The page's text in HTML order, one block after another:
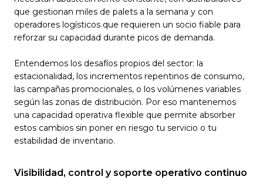
que gestionan miles de palets a la semana y con
operadores logísticos que requieren un socio fiable para
reforzar su capacidad durante picos de demanda.
Entendemos los desafíos propios del sector: la
estacionalidad, los incrementos repentinos de consumo,
las campañas promocionales, o los volúmenes variables
según las zonas de distribución. Por eso mantenemos
una capacidad operativa flexible que permite absorber
estos cambios sin poner en riesgo tu servicio o tu
estabilidad de inventario.
Visibilidad, control y soporte operativo continuo